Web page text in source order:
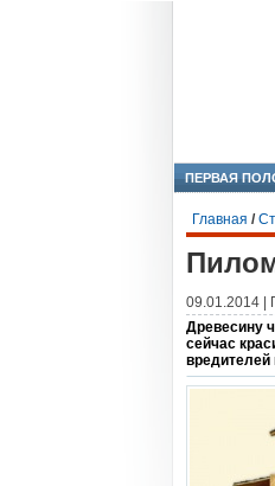
ПЕРВАЯ
Главная /
09.01.2014 |
Древесину
сейчас
вредителей